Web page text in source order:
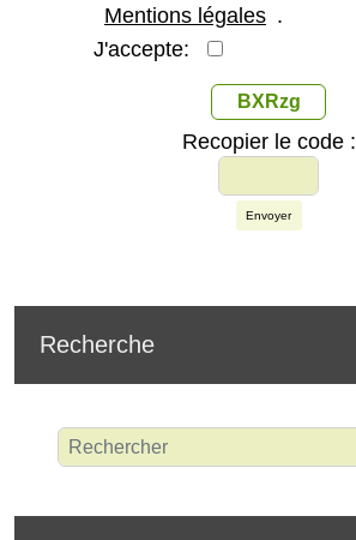
Mentions légales .
J'accepte:
BXRzg
Recopier le code :
Envoyer
Recherche